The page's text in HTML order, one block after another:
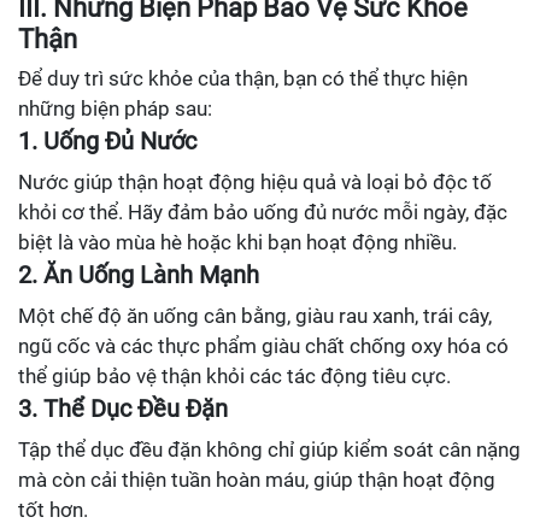
III. Những Biện Pháp Bảo Vệ Sức Khỏe
Thận
Để duy trì sức khỏe của thận, bạn có thể thực hiện
những biện pháp sau:
1. Uống Đủ Nước
Nước giúp thận hoạt động hiệu quả và loại bỏ độc tố
khỏi cơ thể. Hãy đảm bảo uống đủ nước mỗi ngày, đặc
biệt là vào mùa hè hoặc khi bạn hoạt động nhiều.
2. Ăn Uống Lành Mạnh
Một chế độ ăn uống cân bằng, giàu rau xanh, trái cây,
ngũ cốc và các thực phẩm giàu chất chống oxy hóa có
thể giúp bảo vệ thận khỏi các tác động tiêu cực.
3. Thể Dục Đều Đặn
Tập thể dục đều đặn không chỉ giúp kiểm soát cân nặng
mà còn cải thiện tuần hoàn máu, giúp thận hoạt động
tốt hơn.